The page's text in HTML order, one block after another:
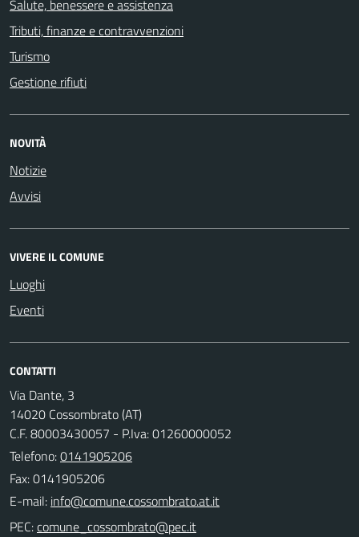
Salute, benessere e assistenza
Tributi, finanze e contravvenzioni
Turismo
Gestione rifiuti
NOVITÀ
Notizie
Avvisi
VIVERE IL COMUNE
Luoghi
Eventi
CONTATTI
Via Dante, 3
14020 Cossombrato (AT)
C.F. 80003430057 - P.Iva: 01260000052
Telefono:0141905206
Fax: 0141905206
E-mail:
PEC: